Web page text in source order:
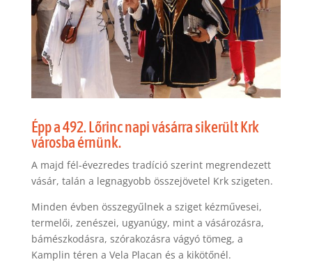
Épp a 492. Lőrinc napi vásárra sikerült Krk
városba érnünk.
A majd fél-évezredes tradíció szerint megrendezett
vásár, talán a legnagyobb összejövetel Krk szigeten.
Minden évben összegyűlnek a sziget kézművesei,
termelői, zenészei, ugyanúgy, mint a vásározásra,
bámészkodásra, szórakozásra vágyó tömeg, a
Kamplin téren a Vela Placan és a kikötőnél.